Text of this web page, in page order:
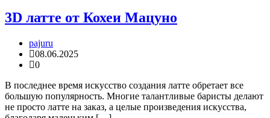
3D латте от Кохеи Мацуно
pajuru
08.06.2025
0
В последнее время искусство создания латте обретает все
большую популярность. Многие талантливые баристы делают
не просто латте на заказ, а целые произведения искусства,